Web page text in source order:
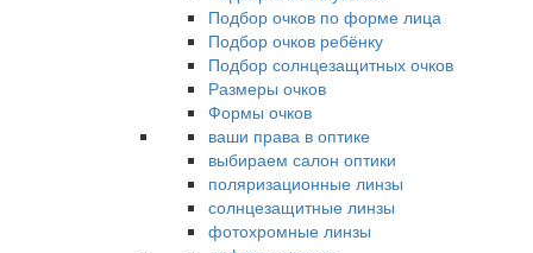
Подбор очков по форме лица
Подбор очков ребёнку
Подбор солнцезащитных очков
Размеры очков
Формы очков
ваши права в оптике
выбираем салон оптики
поляризационные линзы
солнцезащитные линзы
фотохромные линзы